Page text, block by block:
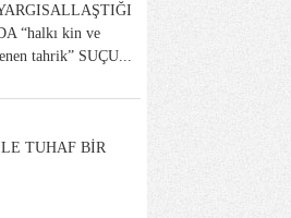
“halkı kin ve
tahrik” SUÇU...
TUHAF BİR